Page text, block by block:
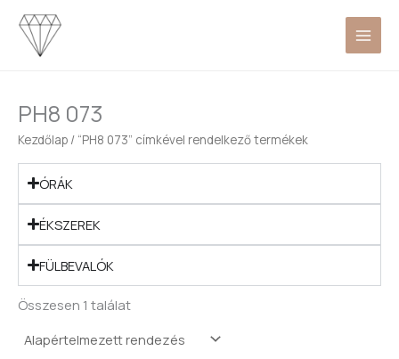
Skip
content
PH8 073
Kezdőlap / “PH8 073” címkével rendelkező termékek
ÓRÁK
ÉKSZEREK
FÜLBEVALÓK
Összesen 1 találat